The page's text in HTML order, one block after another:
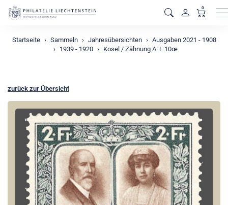
0
Startseite Sammeln Jahresübersichten
Ausgaben 2021 - 1908
1939 - 1920
Kosel / Zähnung A: L 10œ
zurück zur Übersicht